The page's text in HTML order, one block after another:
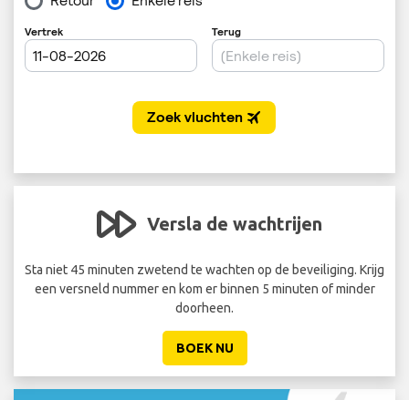
Versla de wachtrijen
Sta niet 45 minuten zwetend te wachten op de beveiliging. Krijg
een versneld nummer en kom er binnen 5 minuten of minder
doorheen.
BOEK NU